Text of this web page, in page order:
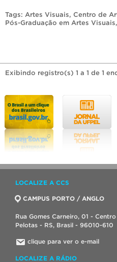
Tags: Artes Visuais, Centro de
Pós-Graduação em Artes Visuais,
Exibindo registro(s) 1 a 1 de 1
LOCALIZE A CCS
CAMPUS PORTO / ANGLO
Rua Gomes Carneiro, 01 - Centro
Pelotas - RS, Brasil - 96010-610
clique para ver o e-mail
LOCALIZE A RÁDIO